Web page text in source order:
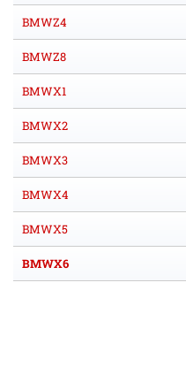
BMWZ4
BMWZ8
BMWX1
BMWX2
BMWX3
BMWX4
BMWX5
BMWX6